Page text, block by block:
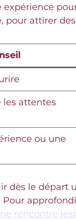
pour attirer
les attentes
ou une
dès le départ
rencontre